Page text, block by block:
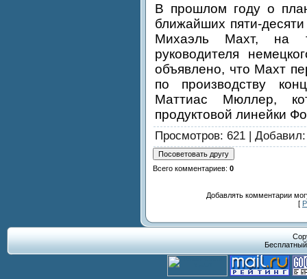
В прошлом году о
ближайших пяти-
Михаэль Махт, на
руководителя
объявлено, что Махт
по производству
Маттиас Мюллер,
продуктовой линейки
Просмотров: 621 | Добавил
Всего комментариев: 0
Добавлять комментарии
[